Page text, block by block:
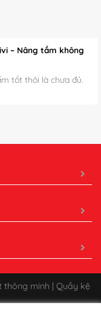
– Nâng tầm không
tốt thôi là chưa đủ.
minh | Quầy kệ